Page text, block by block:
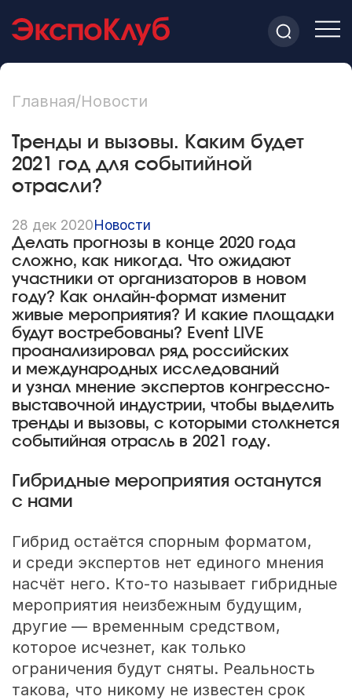
Главная/Новости
Тренды и вызовы. Каким будет
2021 год для событийной
отрасли?
28 дек 2020Новости
Делать прогнозы в конце 2020 года
сложно, как никогда. Что ожидают
участники от организаторов в новом
году? Как онлайн-формат изменит
живые мероприятия? И какие площадки
будут востребованы? Event LIVE
проанализировал ряд российских
и международных исследований
и узнал мнение экспертов конгрессно-
выставочной индустрии, чтобы выделить
тренды и вызовы, с которыми столкнется
событийная отрасль в 2021 году.
Гибридные мероприятия останутся
с нами
Гибрид остаётся спорным форматом,
и среди экспертов нет единого мнения
насчёт него. Кто-то называет гибридные
мероприятия неизбежным будущим,
другие — временным средством,
которое исчезнет, как только
ограничения будут сняты. Реальность
такова, что никому не известен срок